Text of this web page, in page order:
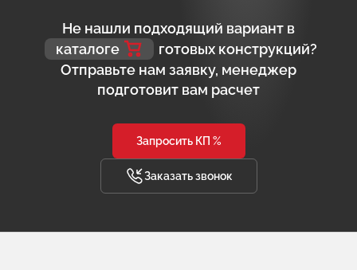
Не нашли подходящий вариант в
каталоге
готовых конструкций?
Отправьте нам заявку, менеджер
подготовит вам расчет
Запросить КП %
Заказать звонок